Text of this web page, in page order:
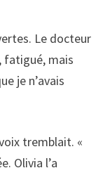
Le docteur
fatigué, mais
je n’avais
tremblait. «
Olivia l’a